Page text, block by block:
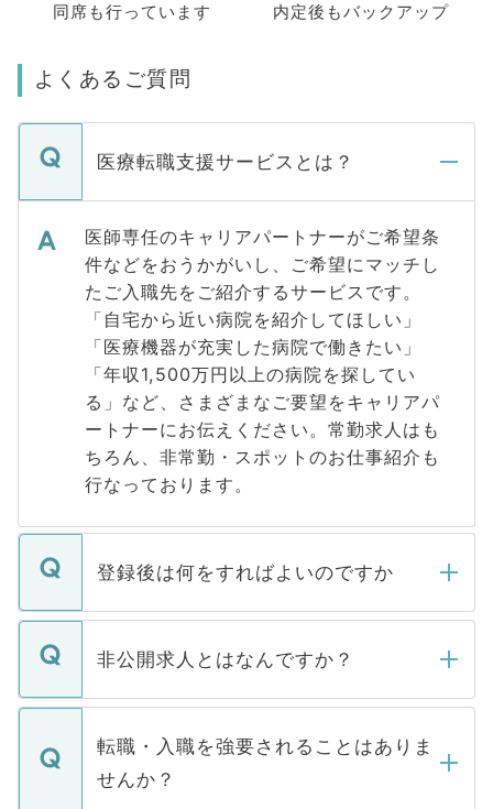
同席も行っています
内定後もバックアップ
よくあるご質問
医療転職支援サービスとは？
医師専任のキャリアパートナーがご希望条
件などをおうかがいし、ご希望にマッチし
たご入職先をご紹介するサービスです。
「自宅から近い病院を紹介してほしい」
「医療機器が充実した病院で働きたい」
「年収1,500万円以上の病院を探してい
る」など、さまざまなご要望をキャリアパ
ートナーにお伝えください。常勤求人はも
ちろん、非常勤・スポットのお仕事紹介も
行なっております。
登録後は何をすればよいのですか
ご登録いただきましたら、弊社担当者がご
登録内容を確認し、その後メールもしくは
ます。通常、5営業日以内にはご連絡をせて
いただきますので、しばらくお待ちくださ
非公開求人とはなんですか？
マイナビDOCTORで取り扱っている求人の
うち約3割は、Webサイトからご覧いただ
けない「非公開求人」です。非公開求人は
下記の理由によって、一般には公開してい
転職・入職を強要されることはありま
せんか？